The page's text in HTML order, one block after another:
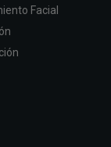
Facial